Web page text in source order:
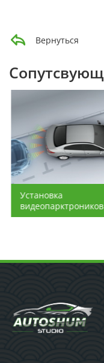
Вернуться
Установка
видеопарктроников
(камер заднего
преградами,
на парковке. При
установке датчика
парковки вы не
сократите расходы